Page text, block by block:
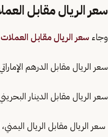
سعر الريال مقابل
وجاء سعر الريال مقابل العملات
سعر الريال مقابل الدرهم الإماراتي، اليوم
سعر الريال مقابل الدينار البحريني،
سعر الريال مقابل الريال اليمني، اليوم